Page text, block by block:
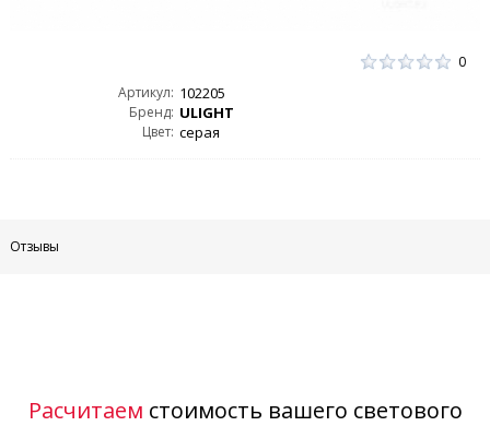
0
Артикул: 102205
Бренд: ULIGHT
Цвет: серая
Отзывы
Расчитаем стоимость вашего светового